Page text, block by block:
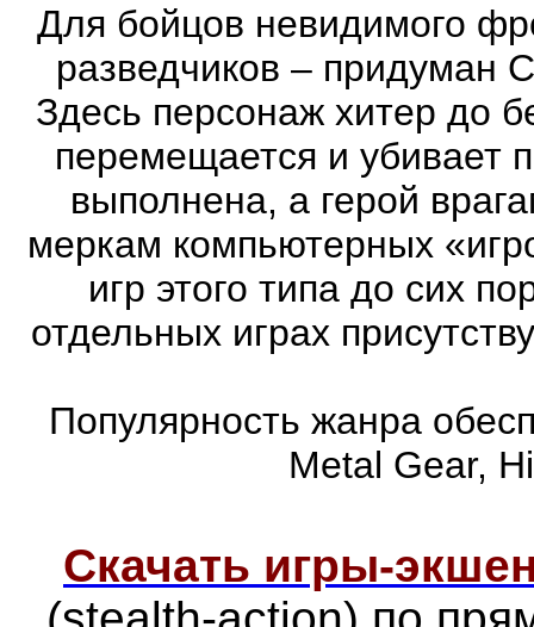
Для бойцов невидимого
разведчиков – придуман
Здесь персонаж хитер до
перемещается и убивает
выполнена, а герой
меркам компьютерных
игр этого типа до сих
отдельных играх
Популярность жанра
Metal Gear,
Скачать игры-